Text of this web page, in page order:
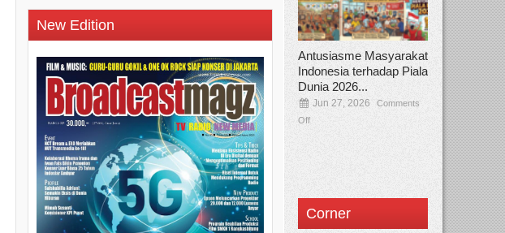
New Edition
Antusiasme Masyarakat
Indonesia terhadap Piala
Dunia 2026...
Jun 27, 2026
Comments
Off
Corner